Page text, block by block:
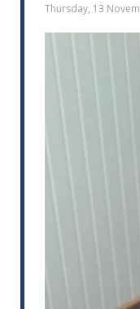
Thursday, 13